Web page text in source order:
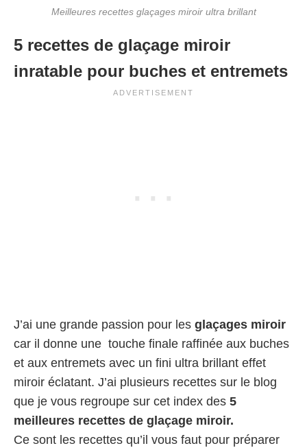
Meilleures recettes glaçages miroir ultra brillant
5 recettes de glaçage miroir
inratable pour buches et entremets
J’ai une grande passion pour les glaçages miroir
car il donne une touche finale raffinée aux buches
et aux entremets avec un fini ultra brillant effet
miroir éclatant. J’ai plusieurs recettes sur le blog
que je vous regroupe sur cet index des 5
meilleures recettes de glaçage miroir.
Ce sont les recettes qu’il vous faut pour préparer